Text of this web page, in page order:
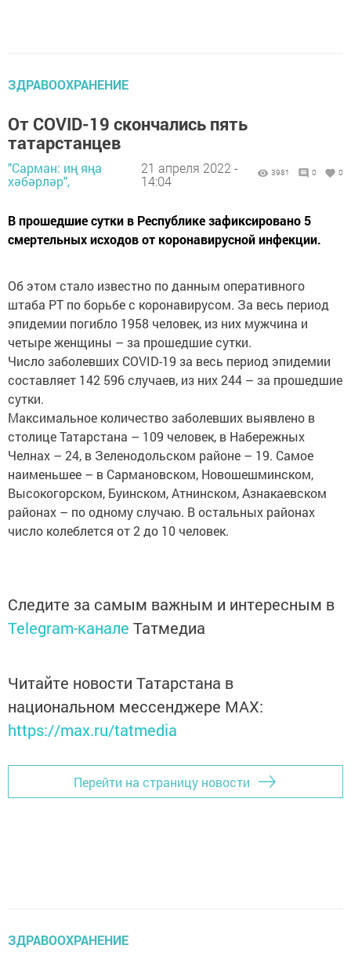
ЗДРАВООХРАНЕНИЕ
От COVID-19 скончались пять
татарстанцев
"Сарман: иң яңа
хәбәрләр",
21 апреля 2022 -
14:04
3981 0 0
В прошедшие сутки в Республике зафиксировано 5
смертельных исходов от коронавирусной инфекции.
Об этом стало известно по данным оперативного
штаба РТ по борьбе с коронавирусом. За весь период
эпидемии погибло 1958 человек, из них мужчина и
четыре женщины – за прошедшие сутки.
Число заболевших COVID-19 за весь период эпидемии
составляет 142 596 случаев, из них 244 – за прошедшие
сутки.
Максимальное количество заболевших выявлено в
столице Татарстана – 109 человек, в Набережных
Челнах – 24, в Зеленодольском районе – 19. Самое
наименьшее – в Сармановском, Новошешминском,
Высокогорском, Буинском, Атнинском, Азнакаевском
районах – по одному случаю. В остальных районах
число колеблется от 2 до 10 человек.
Следите за самым важным и интересным в
Telegram-канале Татмедиа
Читайте новости Татарстана в
национальном мессенджере MАХ:
https://max.ru/tatmedia
Перейти на страницу новости
ЗДРАВООХРАНЕНИЕ